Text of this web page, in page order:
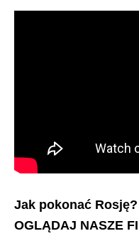
Jak pokonać Rosję?
OGLĄDAJ NASZE